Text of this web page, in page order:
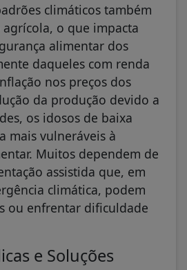
climáticos também
o que impacta
alimentar dos
daqueles com renda
nos preços dos
da produção devido a
os idosos de baixa
mais vulneráveis à
Muitos dependem de
assistida que, em
climática, podem
ou enfrentar dificuldade
e Soluções